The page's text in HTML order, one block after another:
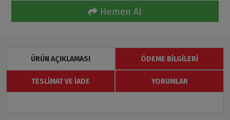
Hemen Al
ÜRÜN AÇIKLAMASI ÖDEME BILGILERI
TESLIMAT VE İADE YORUMLAR